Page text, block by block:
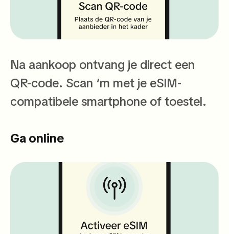
Na aankoop ontvang je direct een
QR-code. Scan ‘m met je eSIM-
compatibele smartphone of toestel.
Ga online